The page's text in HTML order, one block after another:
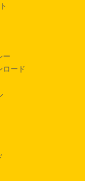
ー
ロード